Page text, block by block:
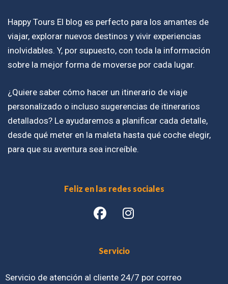
Happy Tours El blog es perfecto para los amantes de
viajar, explorar nuevos destinos y vivir experiencias
inolvidables. Y, por supuesto, con toda la información
sobre la mejor forma de moverse por cada lugar.
¿Quiere saber cómo hacer un itinerario de viaje
personalizado o incluso sugerencias de itinerarios
detallados? Le ayudaremos a planificar cada detalle,
desde qué meter en la maleta hasta qué coche elegir,
para que su aventura sea increíble.
Feliz en las redes sociales
Servicio
Servicio de atención al cliente 24/7 por correo